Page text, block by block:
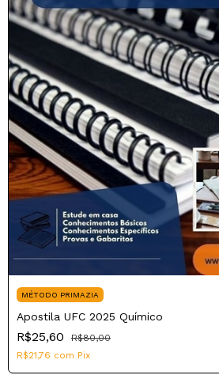
MÉTODO PRIMAZIA
Apostila UFC 2025 Químico
R$25,60
R$80,00
R$21,76 com Pix